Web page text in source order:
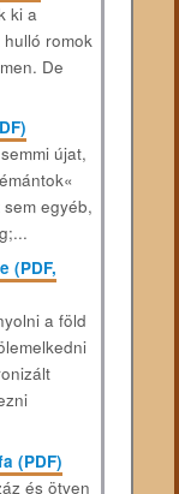
ki a
romok
De
újat,
egyéb,
(PDF,
a föld
(PDF)
és ötven